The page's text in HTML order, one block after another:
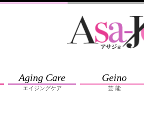
Aging Care
エイジングケア
Geino
芸 能